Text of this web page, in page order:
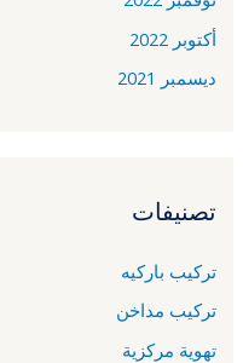
أكتوبر 2022
ديسمبر 2021
تصنيفات
تركيب باركيه
تركيب مداخن
تهوية مركزية